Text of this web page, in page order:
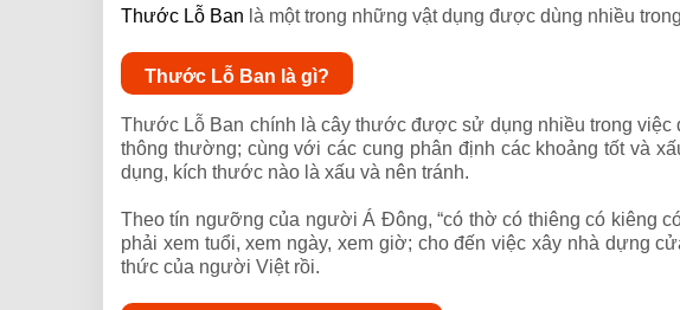
Thước Lỗ Ban là một trong những vật dụng được dùng nhiều
Thước Lỗ Ban là gì?
Thước Lỗ Ban chính là cây thước được sử dụng nhiều trong
thông thường; cùng với các cung phân định các khoảng tốt và
dụng, kích thước nào là xấu và nên tránh.
Theo tín ngưỡng của người Á Đông, “có thờ có thiêng có kiêng
phải xem tuổi, xem ngày, xem giờ; cho đến việc xây nhà dựng
thức của người Việt rồi.